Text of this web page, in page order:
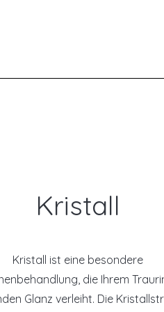
Kristall
Kristall ist eine besondere
die Ihrem
Glanz verleiht. Die